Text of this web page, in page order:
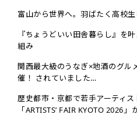
富山から世界へ。羽ばたく高校生
『ちょうどいい田舎暮らし』を
組み
関西最大級のうなぎ×地酒のグル
催！ されていました…
歴史都市・京都で若手アーティス
「ARTISTS’ FAIR KYOTO 2026